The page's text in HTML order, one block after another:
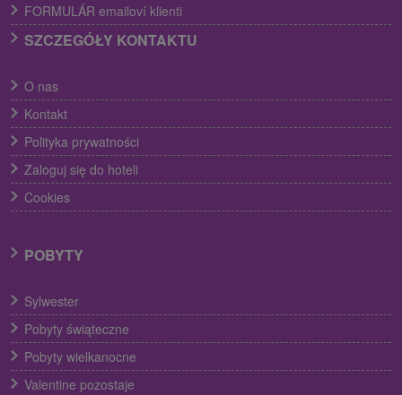
FORMULÁR emailoví klienti
SZCZEGÓŁY KONTAKTU
O nas
Kontakt
Polityka prywatności
Zaloguj się do hoteli
Cookies
POBYTY
Sylwester
Pobyty świąteczne
Pobyty wielkanocne
Valentine pozostaje